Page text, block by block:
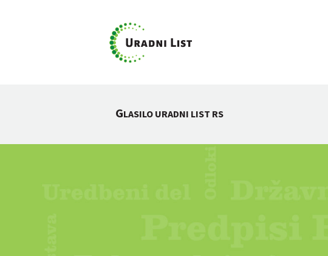
GLASILO URADNI LIST RS